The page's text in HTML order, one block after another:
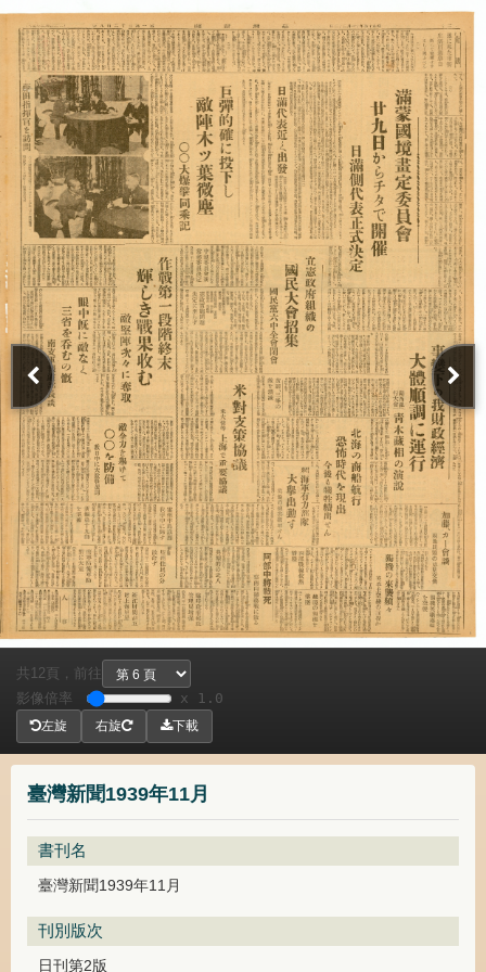
臺灣新聞1939年11月
書刊名
臺灣新聞1939年11月
刊別版次
日刊第2版
共 12頁，
前往
影像倍率
x 1.0
左旋 右旋 下載